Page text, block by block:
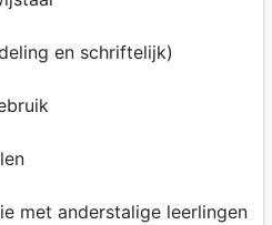
en schriftelijk)
met anderstalige leerlingen